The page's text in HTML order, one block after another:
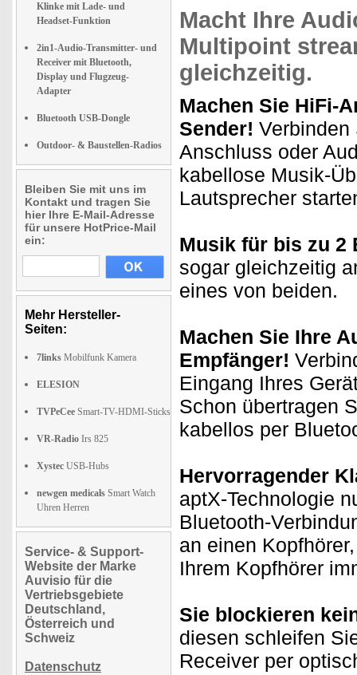
Klinke mit Lade- und
Headset-Funktion
2in1-Audio-Transmitter- und
Receiver mit Bluetooth,
Display und Flugzeug-
Adapter
Bluetooth USB-Dongle
Outdoor- & Baustellen-Radios
Bleiben Sie mit uns im
Kontakt und tragen Sie
hier Ihre E-Mail-Adresse
für unsere HotPrice-Mail
ein:
Mehr Hersteller-
Seiten:
7links Mobilfunk Kamera
ELESION
TVPeCee Smart-TV-HDMI-Sticks
VR-Radio Irs 825
Xystec USB-Hubs
newgen medicals Smart Watch
Uhren Herren
Service- & Support-
Website der Marke
Auvisio für die
Vertriebsgebiete
Deutschland,
Österreich und
Schweiz
Datenschutz
Macht Ihre
Multipoint
gleichzeitig.
Machen Sie HiFi-
Sender! Verbinden
Anschluss oder
kabellose Musik-
Lautsprecher
Musik für bis zu 2
sogar gleichzeitig
eines von beiden.
Machen Sie Ihre
Empfänger!
Eingang Ihres
Schon übertragen
kabellos per
Hervorragender
aptX-Technologie
Bluetooth-
an einen
Ihrem Kopfhörer
Sie blockieren
diesen schleifen
Receiver per